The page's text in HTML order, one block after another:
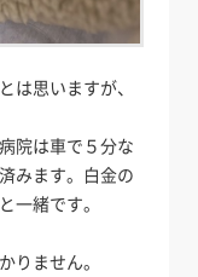
は思いますが、
院は車で５分な
みます。白金の
一緒です。
りません。